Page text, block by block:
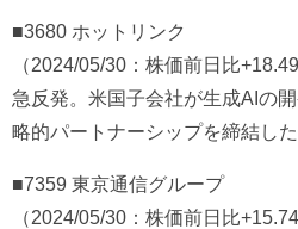
■3680 ホットリンク
（2024/05/30：株価前日比
急反発。米国子会社が生成AIの
略的パートナーシップを締結した
■7359 東京通信グループ
（2024/05/30：株価前日比